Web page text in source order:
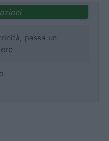
passa un